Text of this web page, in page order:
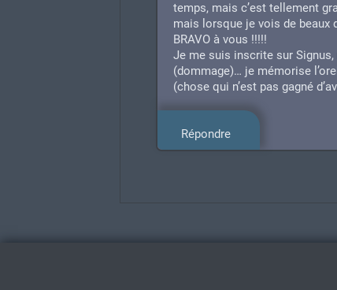
temps, mais c’est tellement
mais lorsque je vois de beaux
BRAVO à vous !!!!!
Je me suis inscrite sur
(dommage)… je mémorise
(chose qui n’est pas gagné
Répondre